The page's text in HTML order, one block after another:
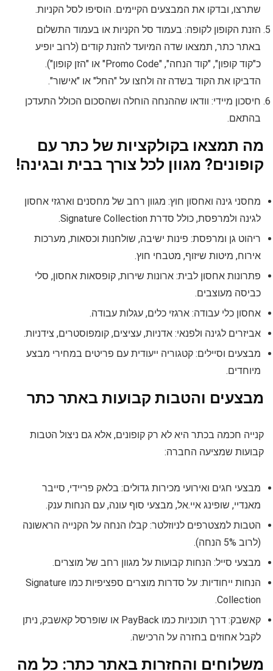
שתרצו, ובדקו את המבצעים הקיימים. הוסיפו לסל הקניות.
הזנת הקופון לקופה: בעמוד סל הקניות או בעמוד התשלום
באתר כתר, תמצאו שדה המיועד להזנת קודים (לרוב יופיע
כ"קוד קופון", "קוד הנחה", "Promo Code" או "הזן קופון").
הדביקו את הקוד בשדה זה ולחצו על "החל" או "אישור".
חיסכון מיידי: וודאו שההנחה הוחלה ושהסכום הכולל התעדכן
בהתאם.
מה תמצאו בקולקציות של כתר עם
קופונים? מגוון לכל צורך בבית ובגינה!
מחסני גינה ואחסון חוץ: מגוון רחב של מחסנים וארגזי אחסון
לגינה ולמרפסת, כולל סדרת Signature Collection.
ריהוט גן ומרפסת: פינות ישיבה, שולחנות וכסאות, מערכות
אירוח, מיטות שיזוף, מטבחי חוץ.
פתרונות אחסון לבית: ארונות שירות, קופסאות אחסון, סלי
כביסה מעוצבים.
אחסון כלי עבודה: ארגזי כלים, עגלות עבודה.
אביזרים לגינה ולפנאי: אדניות, עציצים, קומפוסטרים, צידניות.
מבצעים וסיילים: קטגוריה ייעודית עם פריטים במחירי מבצע
מיוחדים.
מבצעים והטבות קבועות באתר כתר
קנייה חכמה בכתר היא לא רק קופונים, אלא גם ניצול הטבות
קבועות שמציעה החברה:
מבצעי חגים ואירועי מכירות גדולים: בלאק פריידי, סייבר
מאנדיי, שופינג איי.אל, מבצעי סוף עונה, עם הנחות ענק.
הטבות למצטרפים לניוזלטר: קבלו הנחה על הקנייה הראשונה
(לרוב 5% הנחה).
מבצעי סייל: הנחות קבועות על מגוון רחב של מוצרים.
הנחות ייחודיות: על סדרות מוצרים ספציפיות כמו Signature
Collection.
קאשבק: דרך תוכניות כמו PayBack או שופרסל קאשבק, ניתן
לקבל אחוזים בחזרה על הרכישה.
משלוחים והחזרות באתר כתר: כל מה